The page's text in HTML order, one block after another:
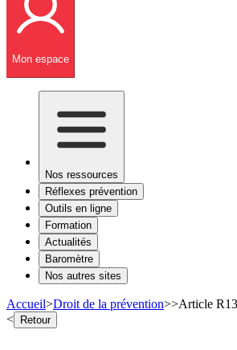
Mon espace
Nos ressources
Réflexes prévention
Outils en ligne
Formation
Actualités
Baromètre
Nos autres sites
Accueil>Droit de la prévention>>Article
< Retour